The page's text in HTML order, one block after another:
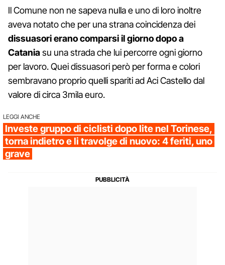
Il Comune non ne sapeva nulla e uno di loro inoltre
aveva notato che per una strana coincidenza dei
dissuasori erano comparsi il giorno dopo a
Cataniasu una strada che lui percorre ogni giorno
per lavoro. Quei dissuasori però per forma e colori
sembravano proprio quelli spariti ad Aci Castello dal
valore di circa 3mila euro.
LEGGI ANCHE
Investe gruppo di ciclisti dopo lite nel Torinese,
torna indietro e li travolge di nuovo: 4 feriti, uno
grave